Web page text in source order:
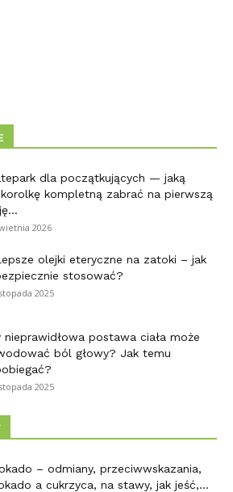
dla początkujących — jaką
kompletną zabrać na pierwszą
2026
olejki eteryczne na zatoki – jak
stosować?
2025
nieprawidłowa postawa ciała może
ból głowy? Jak temu
2025
– odmiany, przeciwwskazania,
a cukrzyca, na stawy, jak jeść,...